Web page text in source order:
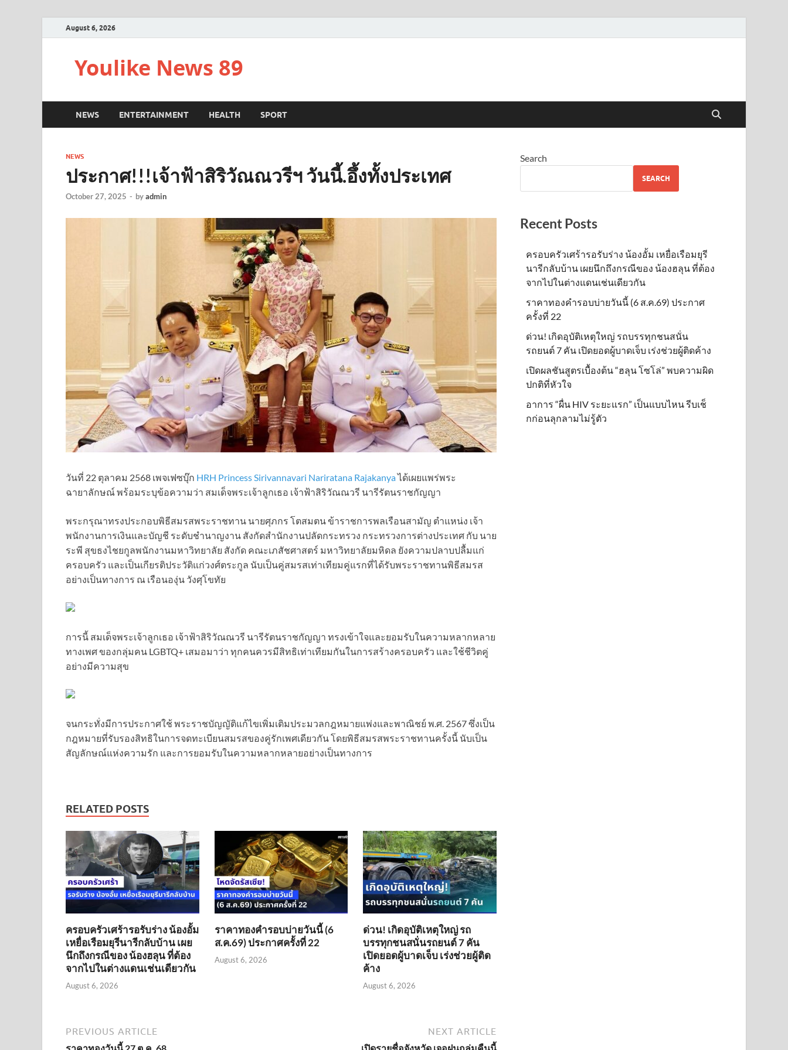
August 6, 2026
Youlike News 89
NEWS ENTERTAINMENT HEALTH SPORT
NEWS
ประกาศ!!!เจ้าฟ้าสิริวัณณวรีฯ วันนี้.อึ้งทั้งประเทศ
October 27, 2025 - byadmin
วันที่ 22 ตุลาคม 2568 เพจเฟซบุ๊ก HRH Princess Sirivannavari Nariratana Rajakanyaได้เผยแพร่พระ
ฉายาลักษณ์ พร้อมระบุข้อความว่า สมเด็จพระเจ้าลูกเธอ เจ้าฟ้าสิริวัณณวรี นารีรัตนราชกัญญา
พระกรุณาทรงประกอบพิธีสมรสพระราชทาน นายศุภกร โตสมตน ข้าราชการพลเรือนสามัญ ตำแหน่ง เจ้า
พนักงานการเงินและบัญชี ระดับชำนาญงาน สังกัดสำนักงานปลัดกระทรวง กระทรวงการต่างประเทศ กับ นาย
ระพี สุขธงไชยกูลพนักงานมหาวิทยาลัย สังกัด คณะเภสัชศาสตร์ มหาวิทยาลัยมหิดล ยังความปลาบปลื้มแก่
ครอบครัว และเป็นเกียรติประวัติแก่วงศ์ตระกูล นับเป็นคู่สมรสเท่าเทียมคู่แรกที่ได้รับพระราชทานพิธีสมรส
อย่างเป็นทางการ ณ เรือนองุ่น วังศุโขทัย
การนี้ สมเด็จพระเจ้าลูกเธอ เจ้าฟ้าสิริวัณณวรี นารีรัตนราชกัญญา ทรงเข้าใจและยอมรับในความหลากหลาย
ทางเพศ ของกลุ่มคน LGBTQ+ เสมอมาว่า ทุกคนควรมีสิทธิเท่าเทียมกันในการสร้างครอบครัว และใช้ชีวิตคู่
อย่างมีความสุข
จนกระทั่งมีการประกาศใช้ พระราชบัญญัติแก้ไขเพิ่มเติมประมวลกฎหมายแพ่งและพาณิชย์ พ.ศ. 2567 ซึ่งเป็น
กฎหมายที่รับรองสิทธิในการจดทะเบียนสมรสของคู่รักเพศเดียวกัน โดยพิธีสมรสพระราชทานครั้งนี้ นับเป็น
สัญลักษณ์แห่งความรัก และการยอมรับในความหลากหลายอย่างเป็นทางการ
RELATED POSTS
ครอบครัวเศร้ารอรับร่าง น้องอั้ม
เหยื่อเรือมยุรีนารีกลับบ้าน เผย
นึกถึงกรณีของ น้องฮลุน ที่ต้อง
จากไปในต่างแดนเช่นเดียวกัน
August 6, 2026
ราคาทองคำรอบบ่ายวันนี้ (6
ส.ค.69) ประกาศครั้งที่ 22
August 6, 2026
ด่วน! เกิดอุบัติเหตุใหญ่ รถ
บรรทุกชนสนั่นรถยนต์ 7 คัน
เปิดยอดผู้บาดเจ็บ เร่งช่วยผู้ติด
ค้าง
August 6, 2026
PREVIOUS ARTICLE
ราคาทองวันนี้ 27 ต.ค. 68
NEXT ARTICLE
เปิดรายชื่อจังหวัด เจอฝนถล่มคืนนี้
Search
SEARCH
Recent Posts
ครอบครัวเศร้ารอรับร่าง น้องอั้ม เหยื่อเรือมยุรี
นารีกลับบ้าน เผยนึกถึงกรณีของ น้องฮลุน ที่ต้อง
จากไปในต่างแดนเช่นเดียวกัน
ราคาทองคำรอบบ่ายวันนี้ (6 ส.ค.69) ประกาศ
ครั้งที่ 22
ด่วน! เกิดอุบัติเหตุใหญ่ รถบรรทุกชนสนั่น
รถยนต์ 7 คัน เปิดยอดผู้บาดเจ็บ เร่งช่วยผู้ติดค้าง
เปิดผลชันสูตรเบื้องต้น “ฮลุน โซโล่” พบความผิด
ปกติที่หัวใจ
อาการ “ผื่น HIV ระยะแรก” เป็นแบบไหน รีบเช็
กก่อนลุกลามไม่รู้ตัว